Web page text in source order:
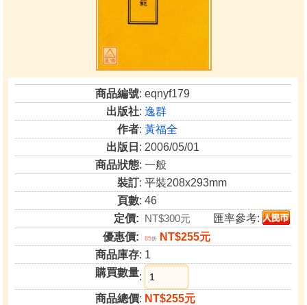
商品編號: eqnyf179
出版社:逸群
作者:黃福全
出版日 : 2006/05/01
商品狀態: 一般
裝訂: 平裝208x293mm
頁數: 46
定價: NT$300元
匯率參考:
優惠價:
85折
NT$255元
商品庫存: 1
購買數量:
商品總價: NT$255元